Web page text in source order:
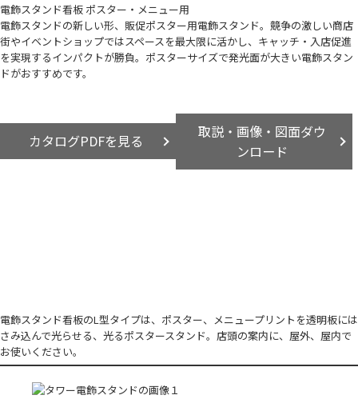
電飾スタンド看板 ポスター・メニュー用
電飾スタンドの新しい形、販促ポスター用電飾スタンド。競争の激しい商店
街やイベントショップではスペースを最大限に活かし、キャッチ・入店促進
を実現するインパクトが勝負。ポスターサイズで発光面が大きい電飾スタン
ドがおすすめです。
カタログPDFを見る
取説・画像・図面ダウ
ンロード
電飾スタンド看板のL型タイプは、ポスター、メニュープリントを透明板には
さみ込んで光らせる、光るポスタースタンド。店頭の案内に、屋外、屋内で
お使いください。